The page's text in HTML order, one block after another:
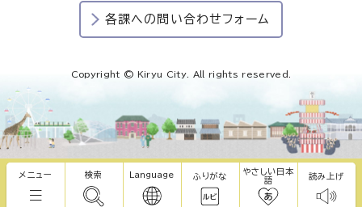
メニュー 検索 Language ふりがな
やさしい日本
語
読み上げ
各課への問い合わせフォーム
Copyright © Kiryu City. All rights reserved.